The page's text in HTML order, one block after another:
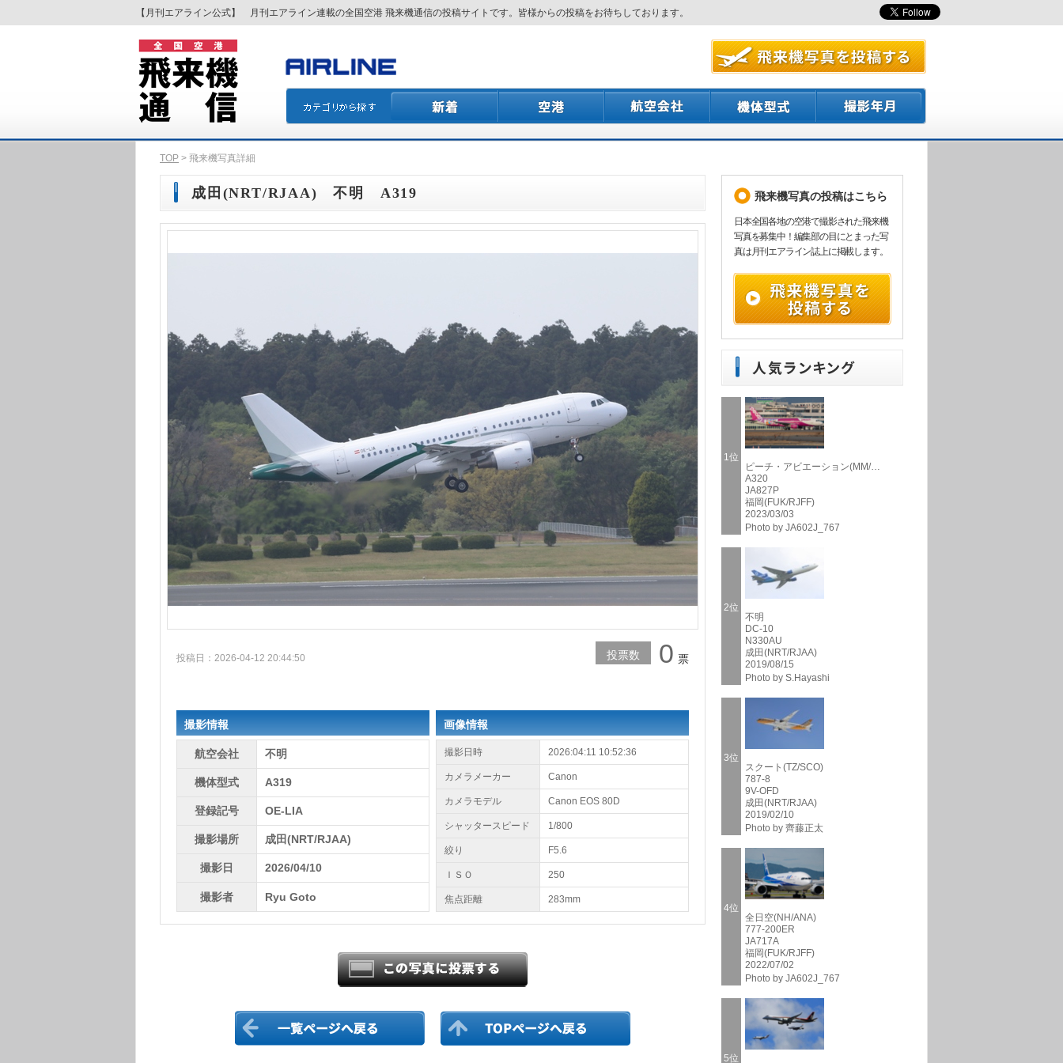
【月刊エアライン公式】 月刊エアライン連載の全国空港 飛来機通信の投稿サイトです。皆様からの投稿をお待ちしております。
TOP > 飛来機写真詳細
成田(NRT/RJAA) 不明 A319
投稿日：2026-04-12 20:44:50 投票数 0 票
撮影情報
航空会社 不明
機体型式 A319
登録記号 OE-LIA
撮影場所 成田(NRT/RJAA)
撮影日 2026/04/10
撮影者 Ryu Goto
画像情報
撮影日時 2026:04:11 10:52:36
カメラメーカー Canon
カメラモデル Canon EOS 80D
シャッタースピード 1/800
絞り F5.6
ＩＳＯ 250
焦点距離 283mm
飛来機写真の投稿はこちら
日本全国各地の空港で撮影された飛来機
写真を募集中！編集部の目にとまった写
真は月刊エアライン誌上に掲載します。
1位
ピーチ・アビエーション(MM/…
A320
JA827P
福岡(FUK/RJFF)
2023/03/03
Photo by JA602J_767
2位
不明
DC-10
N330AU
成田(NRT/RJAA)
2019/08/15
Photo by S.Hayashi
3位
スクート(TZ/SCO)
787-8
9V-OFD
成田(NRT/RJAA)
2019/02/10
Photo by 齊藤正太
4位
全日空(NH/ANA)
777-200ER
JA717A
福岡(FUK/RJFF)
2022/07/02
Photo by JA602J_767
5位